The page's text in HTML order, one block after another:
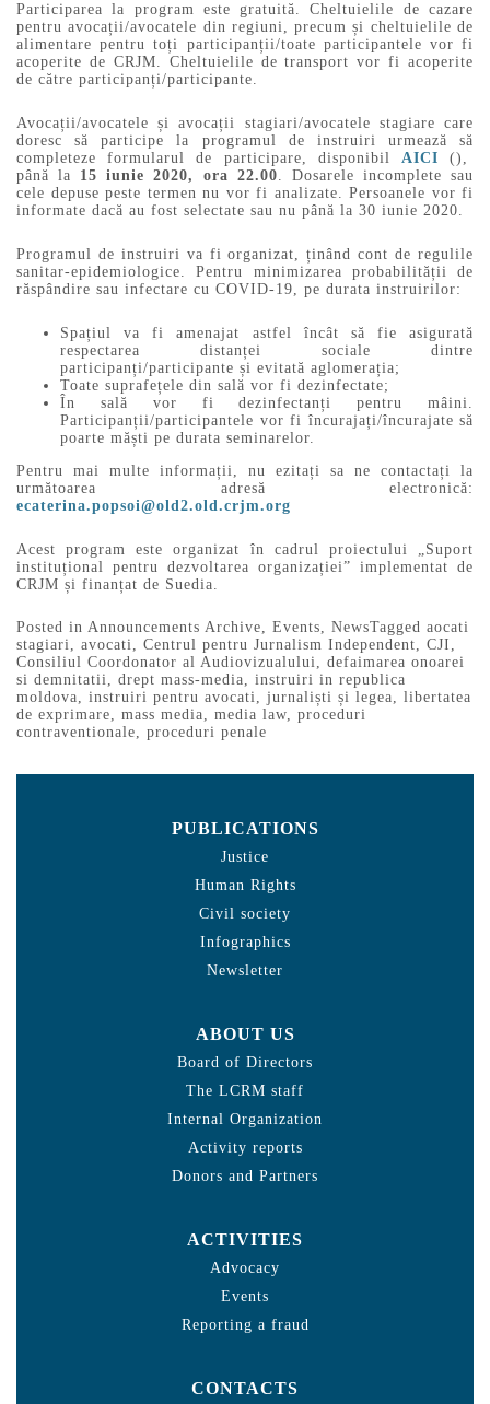
Participarea la program este gratuită. Cheltuielile de cazare
pentru avocații/avocatele din regiuni, precum și cheltuielile de
alimentare pentru toți participanții/toate participantele vor fi
acoperite de CRJM. Cheltuielile de transport vor fi acoperite
de către participanți/participante.
Avocații/avocatele și avocații stagiari/avocatele stagiare care
doresc să participe la programul de instruiri urmează să
completeze formularul de participare, disponibil AICI (),
până la 15 iunie 2020, ora 22.00. Dosarele incomplete sau
cele depuse peste termen nu vor fi analizate. Persoanele vor fi
informate dacă au fost selectate sau nu până la 30 iunie 2020.
Programul de instruiri va fi organizat, ținând cont de regulile
sanitar-epidemiologice. Pentru minimizarea probabilității de
răspândire sau infectare cu COVID-19, pe durata instruirilor:
Spațiul va fi amenajat astfel încât să fie asigurată
respectarea distanței sociale dintre
participanți/participante și evitată aglomerația;
Toate suprafețele din sală vor fi dezinfectate;
În sală vor fi dezinfectanți pentru mâini.
Participanții/participantele vor fi încurajați/încurajate să
poarte măști pe durata seminarelor.
Pentru mai multe informații, nu ezitați sa ne contactați la
următoarea adresă electronică:
ecaterina.popsoi@old2.old.crjm.org
Acest program este organizat în cadrul proiectului „Suport
instituțional pentru dezvoltarea organizației” implementat de
CRJM și finanțat de Suedia.
Posted in Announcements Archive, Events, NewsTagged aocati
stagiari, avocati, Centrul pentru Jurnalism Independent, CJI ,
Consiliul Coordonator al Audiovizualului, defaimarea onoarei
si demnitatii, drept mass-media, instruiri in republica
moldova, instruiri pentru avocati, jurnaliști și legea, libertatea
de exprimare, mass media, media law, proceduri
contraventionale, proceduri penale
PUBLICATIONS
Justice
Human Rights
Civil society
Infographics
Newsletter
ABOUT US
Board of Directors
The LCRM staff
Internal Organization
Activity reports
Donors and Partners
ACTIVITIES
Advocacy
Events
Reporting a fraud
CONTACTS